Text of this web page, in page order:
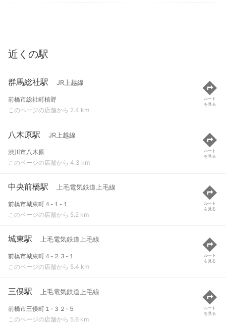
近くの駅
群馬総社駅 JR上越線
前橋市総社町植野
このページの店舗から 2.4 km
ルート
を見る
八木原駅 JR上越線
渋川市八木原
このページの店舗から 4.3 km
ルート
を見る
中央前橋駅 上毛電気鉄道上毛線
前橋市城東町４-１-１
このページの店舗から 5.2 km
ルート
を見る
城東駅 上毛電気鉄道上毛線
前橋市城東町４-２３-１
このページの店舗から 5.4 km
ルート
を見る
三俣駅 上毛電気鉄道上毛線
前橋市三俣町１-３２-５
このページの店舗から 5.6 km
ルート
を見る